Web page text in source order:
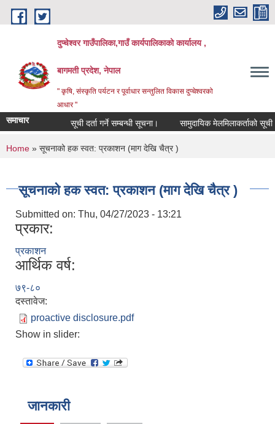
Skip to main content
दुप्चेश्वर गाउँपालिका,गाउँ कार्यपालिकाको कार्यालय ,
बागमती प्रदेश, नेपाल
" कृषि, संस्कृति पर्यटन र पूर्वाधार सन्तुलित विकास दुप्चेश्वरको
आधार "
समाचार सूची दर्ता गर्ने सम्बन्धी सूचना। सामुदायिक मेलमिलाकर्ताको सूची
You are here
Home » सूचनाको हक स्वत: प्रकाशन (माग देखि चैत्र )
सूचनाको हक स्वत: प्रकाशन (माग देखि चैत्र )
Submitted on: Thu, 04/27/2023 - 13:21
प्रकार:
प्रकाशन
आर्थिक वर्ष:
७९-८०
दस्तावेज:
proactive disclosure.pdf
Show in slider:
जानकारी